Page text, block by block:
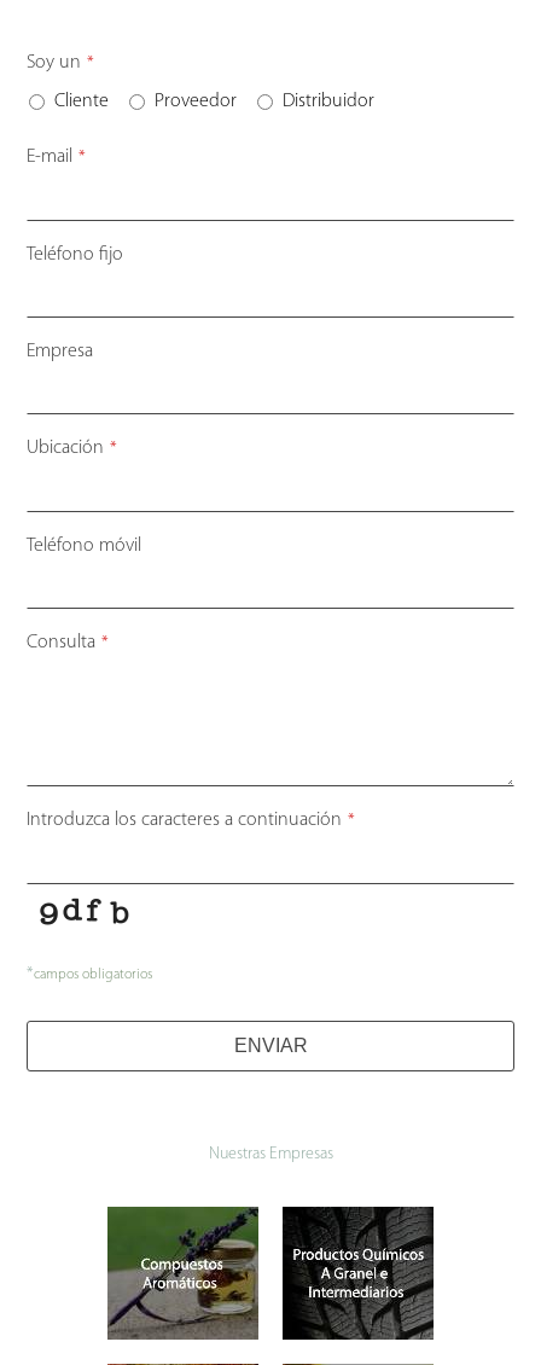
Soy un *
Cliente Proveedor Distribuidor
E-mail *
Teléfono fijo
Empresa
Ubicación *
Teléfono móvil
Consulta *
Introduzca los caracteres a continuación *
*campos obligatorios
ENVIAR
Nuestras Empresas